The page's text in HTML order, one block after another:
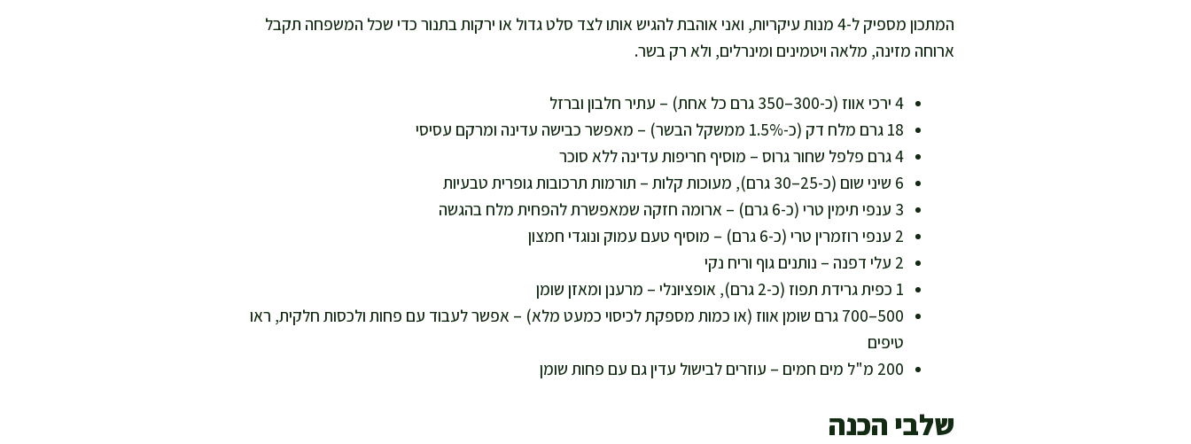
המתכון מספיק ל-4 מנות עיקריות, ואני אוהבת להגיש אותו לצד סלט גדול או ירקות בתנור כדי שכל המשפחה תקבל
ארוחה מזינה, מלאה ויטמינים ומינרלים, ולא רק בשר.
4 ירכי אווז (כ-300–350 גרם כל אחת) – עתיר חלבון וברזל
18 גרם מלח דק (כ-1.5% ממשקל הבשר) – מאפשר כבישה עדינה ומרקם עסיסי
4 גרם פלפל שחור גרוס – מוסיף חריפות עדינה ללא סוכר
6 שיני שום (כ-25–30 גרם), מעוכות קלות – תורמות תרכובות גופרית טבעיות
3 ענפי תימין טרי (כ-6 גרם) – ארומה חזקה שמאפשרת להפחית מלח בהגשה
2 ענפי רוזמרין טרי (כ-6 גרם) – מוסיף טעם עמוק ונוגדי חמצון
2 עלי דפנה – נותנים גוף וריח נקי
1 כפית גרידת תפוז (כ-2 גרם), אופציונלי – מרענן ומאזן שומן
500–700 גרם שומן אווז (או כמות מספקת לכיסוי כמעט מלא) – אפשר לעבוד עם פחות ולכסות חלקית, ראו
טיפים
200 מ"ל מים חמים – עוזרים לבישול עדין גם עם פחות שומן
שלבי הכנה